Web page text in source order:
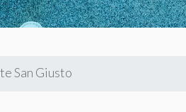
San Giusto